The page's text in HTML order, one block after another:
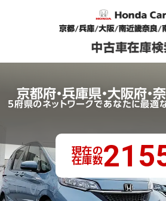
京都府・兵庫県・大阪府・
5府県のネットワークであなたに最適
現在の
在庫数